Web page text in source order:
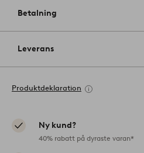
Betalning
Leverans
Produktdeklaration
Ny kund?
40% rabatt på dyraste varan*